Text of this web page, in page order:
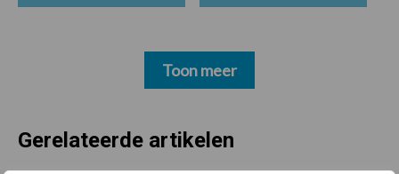
Toon meer
Gerelateerde artikelen